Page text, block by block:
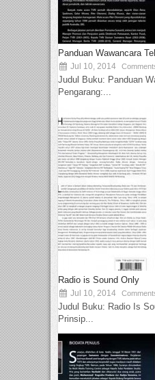
Panduan Wawancara
Jul 10, 2014
Judul Buku: Panduan
Pengarang:...
Radio is Sound Only
Jul 10, 2014
Judul Buku: Radio Is
Prinsip...